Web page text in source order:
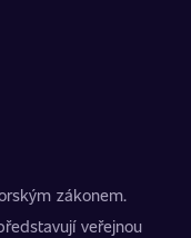
zákonem.
veřejnou